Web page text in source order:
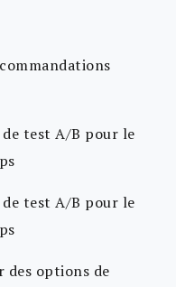
test A/B pour le
test A/B pour le
des options de